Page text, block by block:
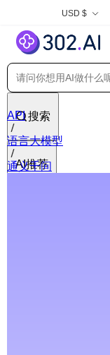
USD $
搜索
AI推荐
API
语言大模型
通义千问